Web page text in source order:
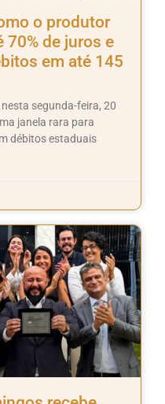
o produtor
70% de juros e
em até 145
segunda-feira, 20
janela rara para
débitos estaduais